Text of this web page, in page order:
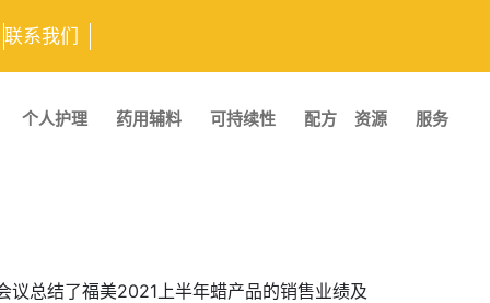
联系我们
个人护理 药用辅料 可持续性 配方 资源 服务
总结了福美2021上半年蜡产品的销售业绩及